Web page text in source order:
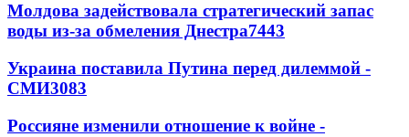
Молдова задействовала стратегический запас
воды из-за обмеления Днестра7443
Украина поставила Путина перед дилеммой -
СМИ3083
Россияне изменили отношение к войне -